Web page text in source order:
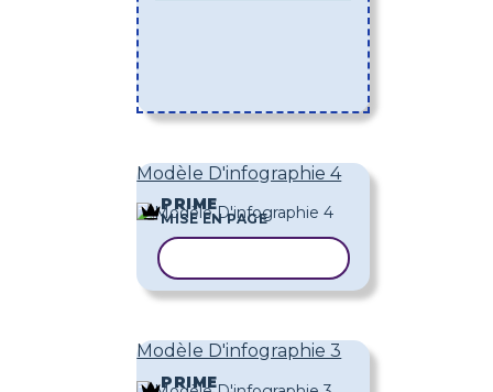
Modèle D'infographie 4
PRIME
MISE EN PAGE
Modèle D'infographie 3
PRIME